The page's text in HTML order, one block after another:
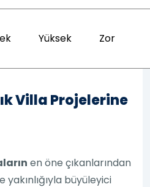
Yüksek Zor
Villa Projelerine
en öne çıkanlarından
büyüleyici